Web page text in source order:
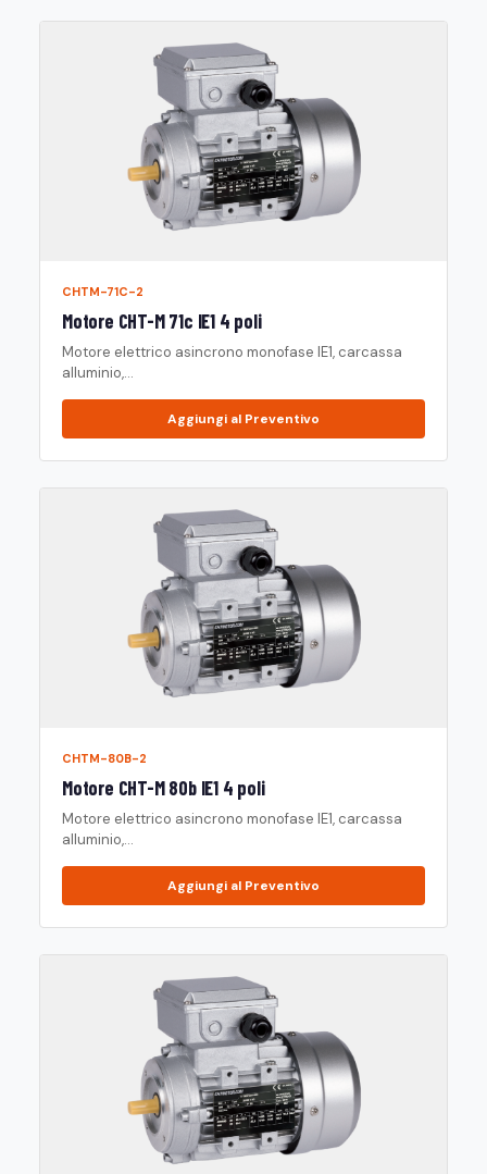
CHTM-71C-2
Motore CHT-M 71c IE1 4 poli
Motore elettrico asincrono monofase IE1, carcassa
alluminio,...
Aggiungi al Preventivo
CHTM-80B-2
Motore CHT-M 80b IE1 4 poli
Motore elettrico asincrono monofase IE1, carcassa
alluminio,...
Aggiungi al Preventivo